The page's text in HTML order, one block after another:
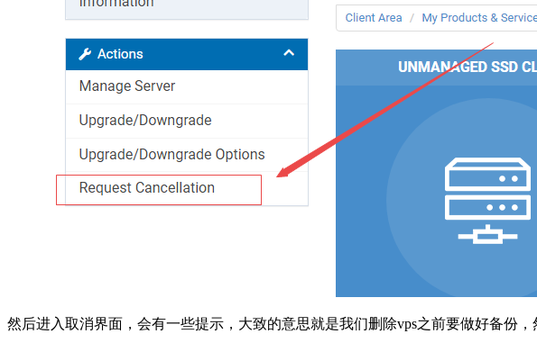
然后进入取消界面，会有一些提示，大致的意思就是我们删除vps之前要做好备份，